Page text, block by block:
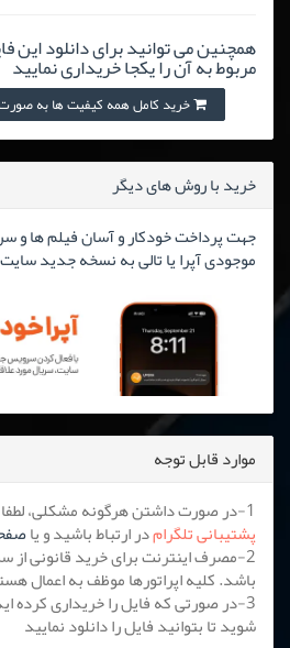
همچنین می توانید برای دانلود این
مربوط به آن را یکجا خریداری نمایید
خرید کامل همه کیفیت ها به صورت یکجا
خرید با روش های دیگر
جهت پرداخت خودکار و آسان فیلم ها و
موجودی آپرا یا تالی به نسخه جدید
موارد قابل توجه
1-در صورت داشتن هرگونه مشکلی، لطفا با پشتیبانی آنلاین یا
پشتیبانی تلگرامدر ارتباط باشید و یا
باشد. کلیه اپراتورها موظف به اعمال
3-در صورتی که فایل را خریداری کرده
شوید تا بتوانید فایل را دانلود نمایید